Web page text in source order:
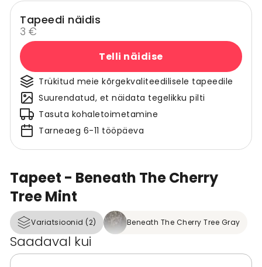
Tapeet - Beneath The Cherry
Tree Mint
Variatsioonid (2) Beneath The Cherry Tree Gray
Saadaval kui
Tapeedi näidis
3 €
Telli näidise
Trükitud meie kõrgekvaliteedilisele tapeedile
Suurendatud, et näidata tegelikku pilti
Tasuta kohaletoimetamine
Tarneaeg 6-11 tööpäeva